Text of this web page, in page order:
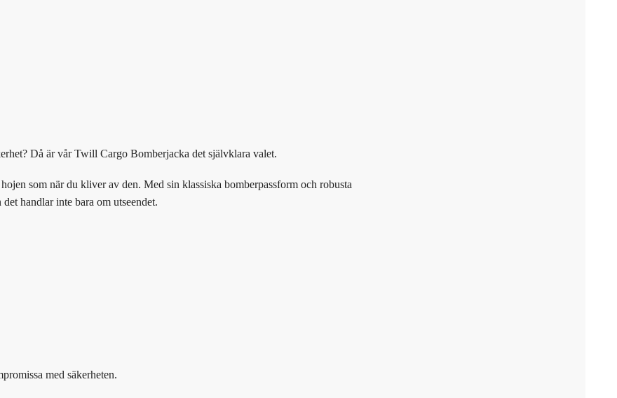
Då är vår Twill Cargo Bomberjacka det självklara valet.
som när du kliver av den. Med sin klassiska bomberpassform och robusta
handlar inte bara om utseendet.
med säkerheten.